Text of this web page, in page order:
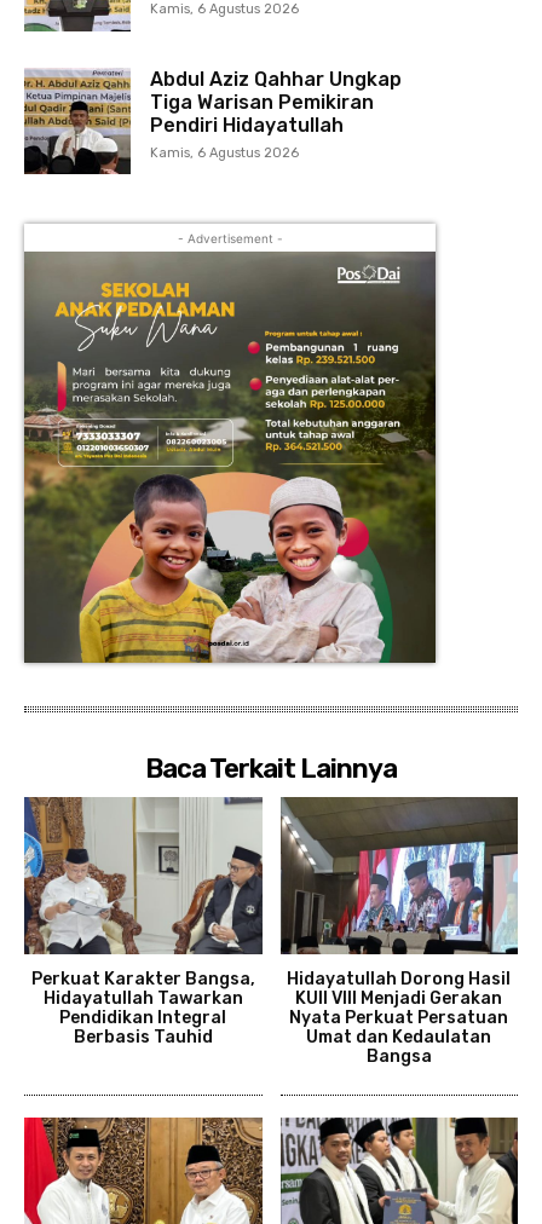
Kamis, 6 Agustus 2026
Abdul Aziz Qahhar Ungkap
Tiga Warisan Pemikiran
Pendiri Hidayatullah
Kamis, 6 Agustus 2026
- Advertisement -
Baca Terkait Lainnya
Perkuat Karakter Bangsa,
Hidayatullah Tawarkan
Pendidikan Integral
Berbasis Tauhid
Hidayatullah Dorong Hasil
KUII VIII Menjadi Gerakan
Nyata Perkuat Persatuan
Umat dan Kedaulatan
Bangsa